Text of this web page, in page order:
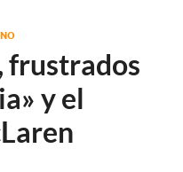
frustrados
y el